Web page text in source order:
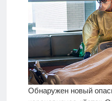
Обнаружен новый